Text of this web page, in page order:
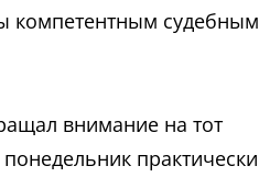
компетентным судебным
внимание на тот
практически